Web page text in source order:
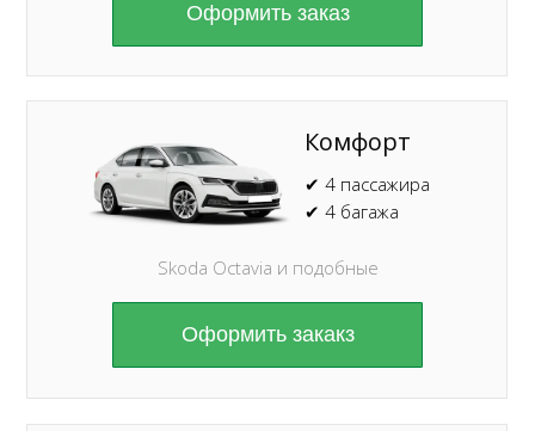
Оформить заказ
Комфорт
Skoda Octavia и подобные
✔ 4 пассажира
✔ 4 багажа
Оформить закакз